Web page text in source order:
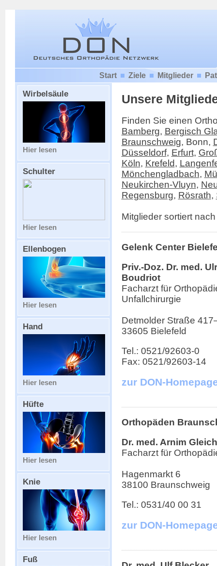
Start Ziele Mitglieder
Wirbelsäule
Hier lesen
Schulter
Hier lesen
Ellenbogen
Hier lesen
Hand
Hier lesen
Hüfte
Hier lesen
Knie
Hier lesen
Fuß
Unsere
Finden Sie einen
Bamberg, Bergisch
Braunschweig, Bonn,
Düsseldorf, Erfurt,
Köln, Krefeld,
Mönchengladbach,
Neukirchen-Vluyn,
Regensburg, Rösrath,
Mitglieder sortiert
Gelenk Center
Priv.-Doz. Dr. med.
Boudriot
Facharzt für
Unfallchirurgie
Detmolder Straße
33605 Bielefeld
Tel.: 0521/92603-0
Fax: 0521/92603-14
zur DON-
Orthopäden
Dr. med. Arnim
Facharzt für
Hagenmarkt 6
38100 Braunschweig
Tel.: 0531/40 00 31
zur DON-